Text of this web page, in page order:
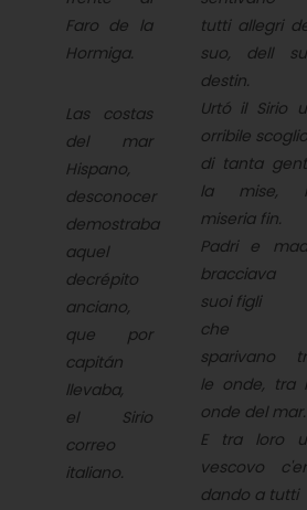
Faro de la
Hormiga.
Las costas
del mar
Hispano,
desconocer
demostraba
aquel
decrépito
anciano,
que por
capitán
llevaba,
el Sirio
correo
italiano.
tutti allegri
suo, dell
destin.
Urtó il Sirio
orribile scoglio
di tanta
la mise,
miseria fin.
Padri e
suoi figli
che
sparivano
le onde, tra
onde del mar.
E tra loro
vescovo
dando a tutti